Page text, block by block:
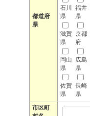
都道府
県
石川
県
福井
県
滋賀
県
京都
府
岡山
県
広島
県
佐賀
県
長崎
県
市区町